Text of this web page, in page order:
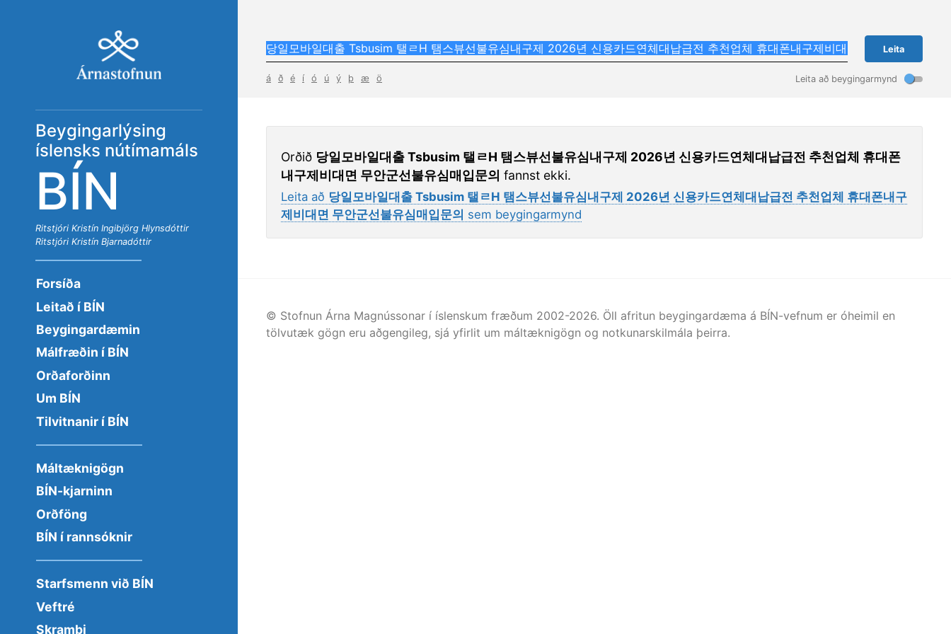
Beygingarlýsing
íslensks nútímamáls
BÍN
Ritstjóri Kristín Ingibjörg Hlynsdóttir
Ritstjóri Kristín Bjarnadóttir
Forsíða
Leitað í BÍN
Beygingardæmin
Málfræðin í BÍN
Orðaforðinn
Um BÍN
Tilvitnanir í BÍN
Máltæknigögn
BÍN-kjarninn
Orðföng
BÍN í rannsóknir
Starfsmenn við BÍN
Veftré
Skrambi
Leita
á ð é í ó ú ý þ æ ö Leita að beygingarmynd
Orðið 당일모바일대출 Tsbusim 탤ㄹH 탬스뷰선불유심내구제 2026년 신용카드연체대납급전 추천업체 휴대폰
내구제비대면 무안군선불유심매입문의 fannst ekki.
Leita að 당일모바일대출 Tsbusim 탤ㄹH 탬스뷰선불유심내구제 2026년 신용카드연체대납급전 추천업체 휴대폰내구
제비대면 무안군선불유심매입문의 sem beygingarmynd
© Stofnun Árna Magnússonar í íslenskum fræðum 2002-2026. Öll afritun beygingardæma á BÍN-vefnum er óheimil en
tölvutæk gögn eru aðgengileg, sjá yfirlit um máltæknigögn og notkunarskilmála þeirra.